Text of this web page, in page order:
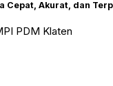
Cepat, Akurat, dan
PDM Klaten